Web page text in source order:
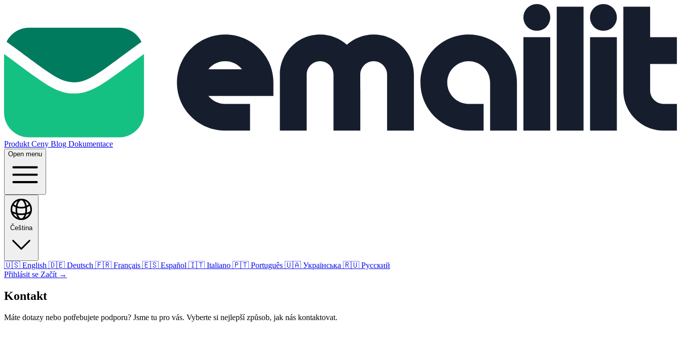
Produkt Ceny Blog Dokumentace
Open menu
Čeština
🇺🇸 English 🇩🇪 Deutsch 🇫🇷 Français 🇪🇸 Español 🇮🇹 Italiano 🇵🇹 Português 🇺🇦 Українська 🇷🇺 Русский
Přihlásit se Začít →
Kontakt
Máte dotazy nebo potřebujete podporu? Jsme tu pro vás. Vyberte si nejlepší způsob, jak nás kontaktovat.